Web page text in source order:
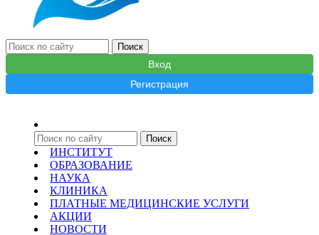
Вход
Регистрация
ИНСТИТУТ
ОБРАЗОВАНИЕ
НАУКА
КЛИНИКА
ПЛАТНЫЕ МЕДИЦИНСКИЕ УСЛУГИ
АКЦИИ
НОВОСТИ